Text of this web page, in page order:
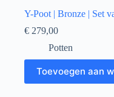
Y-Poot | Bronze | Set
€ 279,00
Potten
Toevoegen aan